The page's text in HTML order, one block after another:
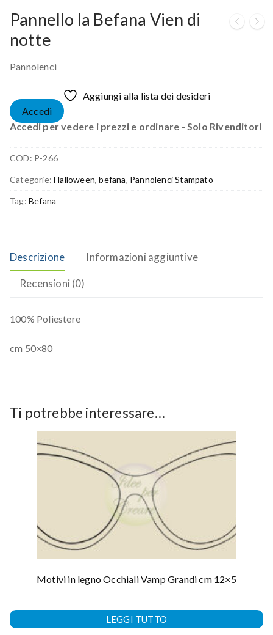
Pannello la Befana Vien di
notte
Pannolenci
Aggiungi alla lista dei desideri
Accedi
Accedi per vedere i prezzi e ordinare - Solo Rivenditori
COD: P-266
Categorie:Halloween, befana, Pannolenci Stampato
Tag: Befana
Descrizione Informazioni aggiuntive
Recensioni (0)
100% Poliestere
cm 50×80
Ti potrebbe interessare…
Motivi in legno Occhiali Vamp Grandi cm 12×5
LEGGI TUTTO